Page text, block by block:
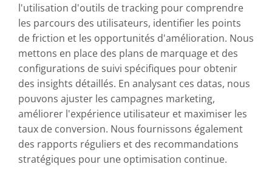
l'utilisation d'outils de tracking pour comprendre
les parcours des utilisateurs, identifier les points
de friction et les opportunités d'amélioration. Nous
mettons en place des plans de marquage et des
configurations de suivi spécifiques pour obtenir
des insights détaillés. En analysant ces datas, nous
pouvons ajuster les campagnes marketing,
améliorer l'expérience utilisateur et maximiser les
taux de conversion. Nous fournissons également
des rapports réguliers et des recommandations
stratégiques pour une optimisation continue.